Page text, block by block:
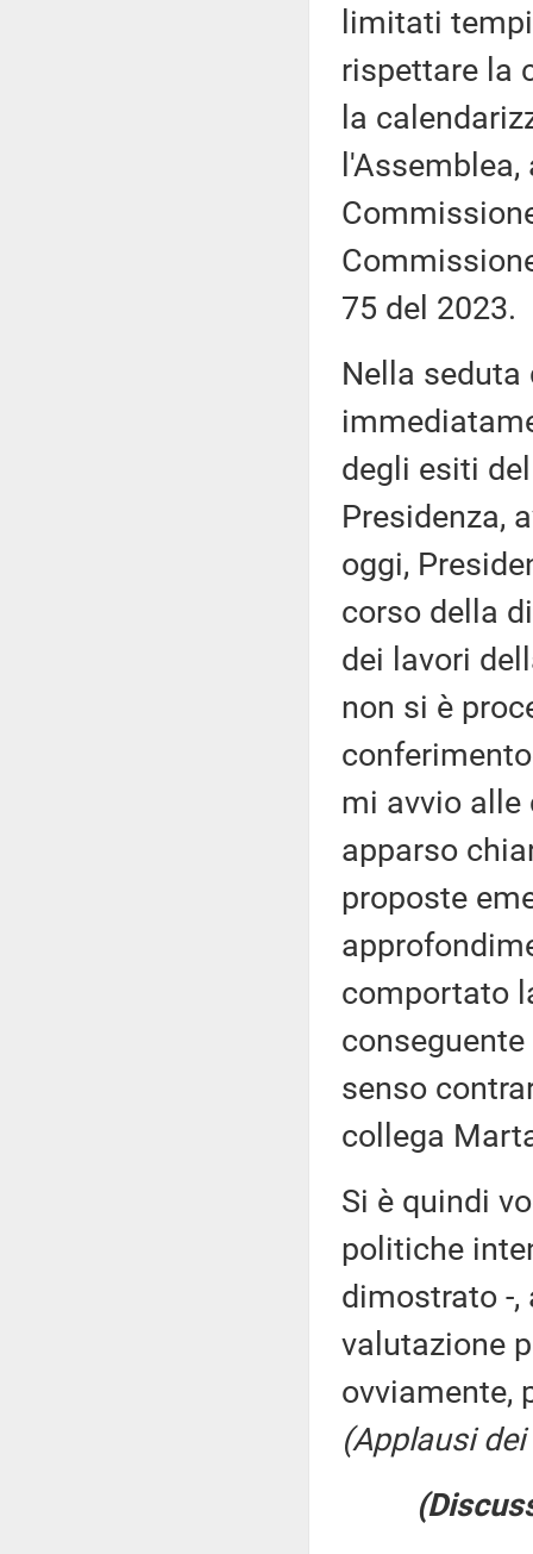
limitati
rispettare la
la
75 del 2023.
Nella
degli esiti
Presidenza,
oggi,
corso della
dei lavori
non si è
mi avvio alle
apparso
proposte
comportato
senso
collega
Si è quindi
politiche
dimostrato -,
valutazione
ovviamente,
(Applausi